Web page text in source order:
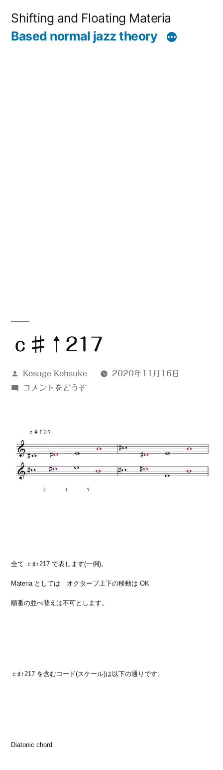
Shifting and Floating Materia
Based normal jazz theory
ｃ♯↑217
投
稿
Kosuge Kohsuke
2020年11月16日
コメントをどうぞ(ｃ
全て ｃ♯↑217 で表します(一例)。
Materia としては オクターブ上下の移動は OK
順番の並べ替えは不可とします。
ｃ♯↑217 を含むコード(スケール)は以下の通りです。
Diatonic chord